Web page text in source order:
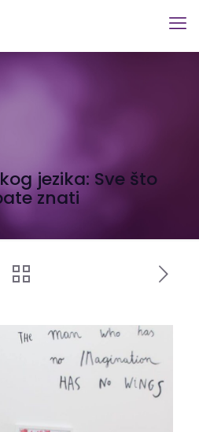
jezika: Sve što
znati